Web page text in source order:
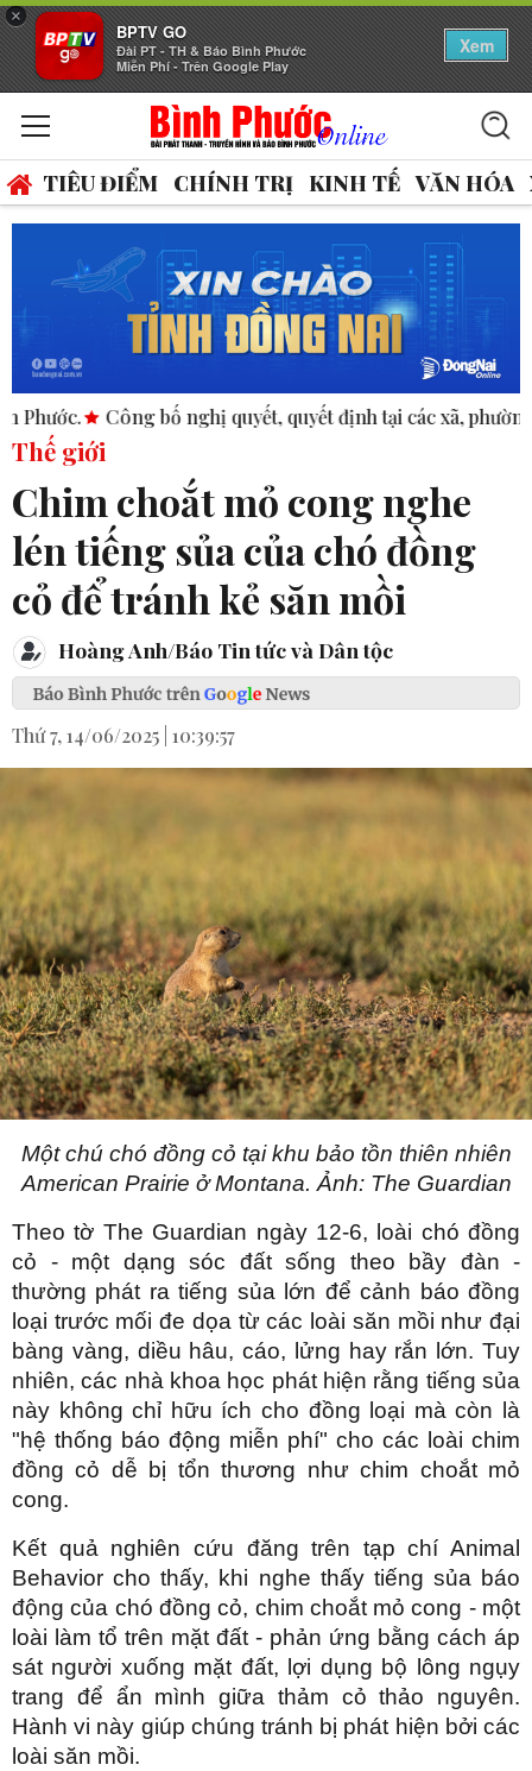
×
BPTV GO
Đài PT - TH & Báo Bình Phước
Miễn Phí - Trên Google Play
Xem
TIÊU ĐIỂM CHÍNH TRỊ KINH TẾ VĂN HÓA
bố nghị quyết, quyết định tại các xã, phường. ASEAN
Thế giới
Chim choắt mỏ cong nghe
lén tiếng sủa của chó đồng
cỏ để tránh kẻ săn mồi
Hoàng Anh/Báo Tin tức và Dân tộc
Thứ 7, 14/06/2025 | 10:39:57
Một chú chó đồng cỏ tại khu bảo tồn thiên nhiên
American Prairie ở Montana. Ảnh: The Guardian
Theo tờ The Guardian ngày 12-6, loài chó đồng
cỏ - một dạng sóc đất sống theo bầy đàn -
thường phát ra tiếng sủa lớn để cảnh báo đồng
loại trước mối đe dọa từ các loài săn mồi như đại
bàng vàng, diều hâu, cáo, lửng hay rắn lớn. Tuy
nhiên, các nhà khoa học phát hiện rằng tiếng sủa
này không chỉ hữu ích cho đồng loại mà còn là
"hệ thống báo động miễn phí" cho các loài chim
đồng cỏ dễ bị tổn thương như chim choắt mỏ
cong.
Kết quả nghiên cứu đăng trên tạp chí Animal
Behavior cho thấy, khi nghe thấy tiếng sủa báo
động của chó đồng cỏ, chim choắt mỏ cong - một
loài làm tổ trên mặt đất - phản ứng bằng cách áp
sát người xuống mặt đất, lợi dụng bộ lông ngụy
trang để ẩn mình giữa thảm cỏ thảo nguyên.
Hành vi này giúp chúng tránh bị phát hiện bởi các
loài săn mồi.